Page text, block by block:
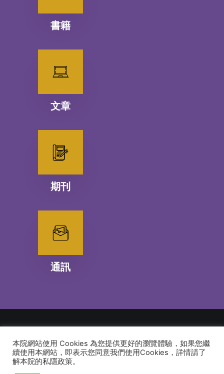
書籍
文章
期刊
通訊
© 2026 建道神學院Alliance Bible Seminary. All rights reserved
本院網站使用 Cookies 為您提供更好的瀏覽體驗，如果您繼
續使用本網站，即表示您同意我們使用Cookies，詳情請了
解本院的私隱政策。